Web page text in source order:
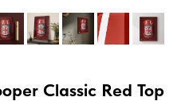
Classic Red Top